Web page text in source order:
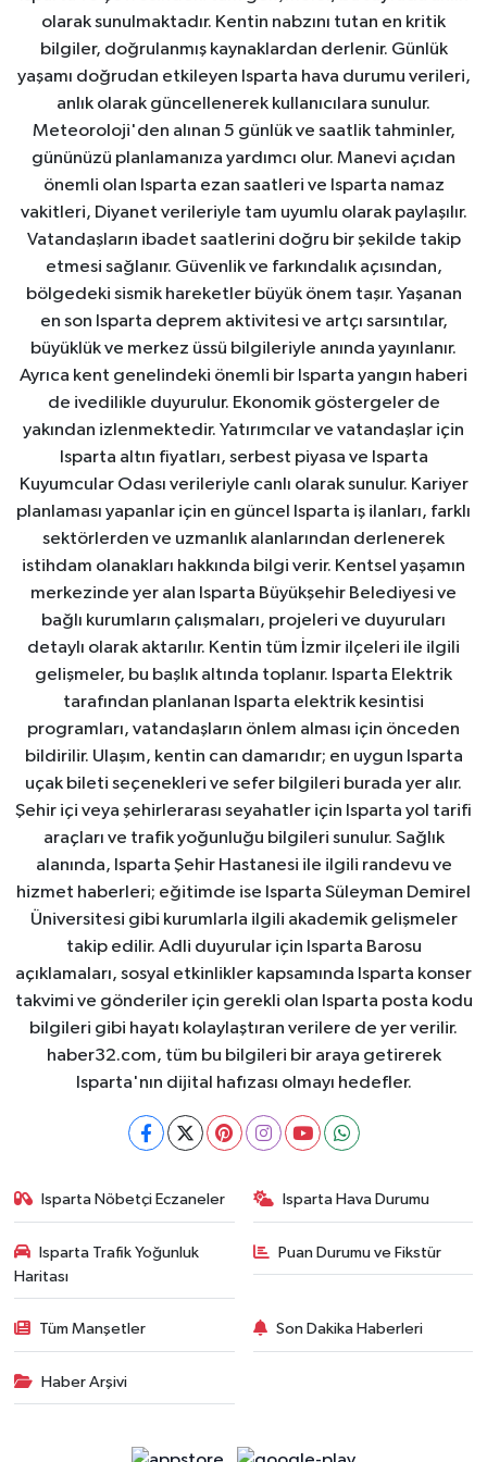
olarak sunulmaktadır. Kentin nabzını tutan en kritik
bilgiler, doğrulanmış kaynaklardan derlenir. Günlük
yaşamı doğrudan etkileyen Isparta hava durumu verileri,
anlık olarak güncellenerek kullanıcılara sunulur.
Meteoroloji'den alınan 5 günlük ve saatlik tahminler,
gününüzü planlamanıza yardımcı olur. Manevi açıdan
önemli olan Isparta ezan saatleri ve Isparta namaz
vakitleri, Diyanet verileriyle tam uyumlu olarak paylaşılır.
Vatandaşların ibadet saatlerini doğru bir şekilde takip
etmesi sağlanır. Güvenlik ve farkındalık açısından,
bölgedeki sismik hareketler büyük önem taşır. Yaşanan
en son Isparta deprem aktivitesi ve artçı sarsıntılar,
büyüklük ve merkez üssü bilgileriyle anında yayınlanır.
Ayrıca kent genelindeki önemli bir Isparta yangın haberi
de ivedilikle duyurulur. Ekonomik göstergeler de
yakından izlenmektedir. Yatırımcılar ve vatandaşlar için
Isparta altın fiyatları, serbest piyasa ve Isparta
Kuyumcular Odası verileriyle canlı olarak sunulur. Kariyer
planlaması yapanlar için en güncel Isparta iş ilanları, farklı
sektörlerden ve uzmanlık alanlarından derlenerek
istihdam olanakları hakkında bilgi verir. Kentsel yaşamın
merkezinde yer alan Isparta Büyükşehir Belediyesi ve
bağlı kurumların çalışmaları, projeleri ve duyuruları
detaylı olarak aktarılır. Kentin tüm İzmir ilçeleri ile ilgili
gelişmeler, bu başlık altında toplanır. Isparta Elektrik
tarafından planlanan Isparta elektrik kesintisi
programları, vatandaşların önlem alması için önceden
bildirilir. Ulaşım, kentin can damarıdır; en uygun Isparta
uçak bileti seçenekleri ve sefer bilgileri burada yer alır.
Şehir içi veya şehirlerarası seyahatler için Isparta yol tarifi
araçları ve trafik yoğunluğu bilgileri sunulur. Sağlık
alanında, Isparta Şehir Hastanesi ile ilgili randevu ve
hizmet haberleri; eğitimde ise Isparta Süleyman Demirel
Üniversitesi gibi kurumlarla ilgili akademik gelişmeler
takip edilir. Adli duyurular için Isparta Barosu
açıklamaları, sosyal etkinlikler kapsamında Isparta konser
takvimi ve gönderiler için gerekli olan Isparta posta kodu
bilgileri gibi hayatı kolaylaştıran verilere de yer verilir.
haber32.com, tüm bu bilgileri bir araya getirerek
Isparta'nın dijital hafızası olmayı hedefler.
Isparta Nöbetçi Eczaneler Isparta Hava Durumu
Isparta Trafik Yoğunluk
Haritası
Puan Durumu ve Fikstür
Tüm Manşetler Son Dakika Haberleri
Haber Arşivi